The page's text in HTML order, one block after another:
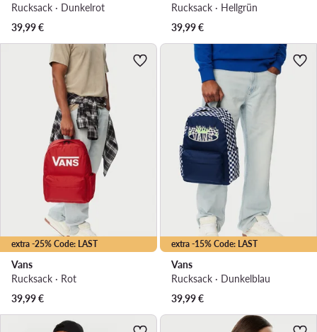
Rucksack · Dunkelrot
39,99€
Rucksack · Hellgrün
39,99€
extra -25% Code: LAST
Vans
Rucksack · Rot
39,99€
extra -15% Code: LAST
Vans
Rucksack · Dunkelblau
39,99€